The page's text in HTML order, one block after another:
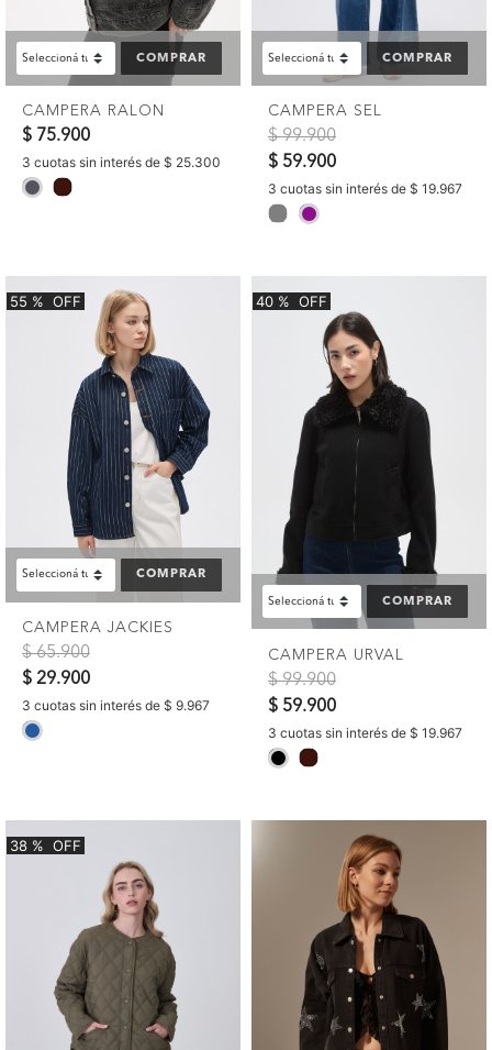
COMPRAR
CAMPERA RALON
$ 75.900
3 cuotas sin interés de $ 25.300
selected
COMPRAR
CAMPERA SEL
Precio reducido de
$ 99.900a
$ 59.900
3 cuotas sin interés de $ 19.967
55 % OFF
COMPRAR
CAMPERA JACKIES
Precio reducido de
$ 65.900a
$ 29.900
3 cuotas sin interés de $ 9.967
40 % OFF
COMPRAR
CAMPERA URVAL
Precio reducido de
$ 99.900a
$ 59.900
3 cuotas sin interés de $ 19.967
selected
38 % OFF